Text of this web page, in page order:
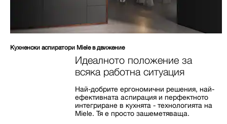
Кухненски аспиратори Miele в движение
Идеалното положение за
всяка работна ситуация
Най-добрите ергономични решения, най-
ефективната аспирация и перфектното
интегриране в кухнята - технологията на
Miele. Тя е просто зашеметяваща.